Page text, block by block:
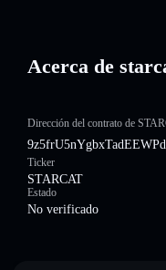
Acerca de
Dirección del contrato de
Ticker
STARCAT
Estado
No verificado